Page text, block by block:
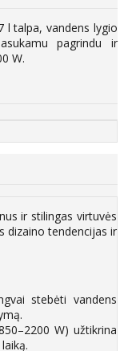
l talpa, vandens lygio
pagrindu ir
W.
ir stilingas virtuvės
dizaino tendencijas ir
stebėti vandens
W) užtikrina